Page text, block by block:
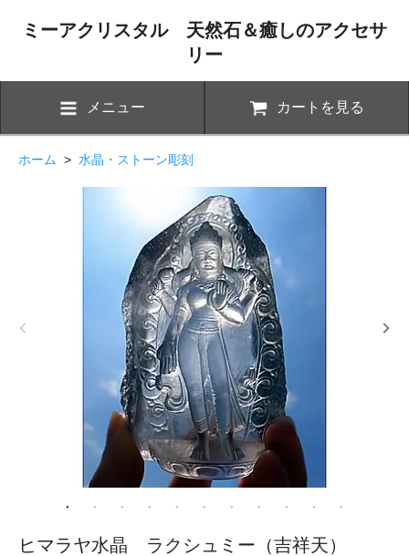
ミーアクリスタル 天然石＆癒しのアクセサ
リー
メニュー カートを見る
ホーム > 水晶・ストーン彫刻
ヒマラヤ水晶 ラクシュミー（吉祥天）